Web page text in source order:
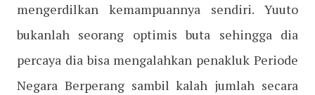
mengerdilkan kemampuannya sendiri. Yuuto
bukanlah seorang optimis buta sehingga dia
percaya dia bisa mengalahkan penakluk Periode
Negara Berperang sambil kalah jumlah secara